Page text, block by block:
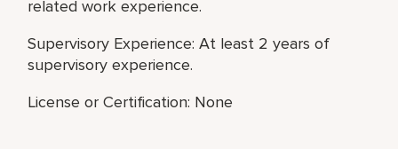
related work experience.
Supervisory Experience: At least 2 years of
supervisory experience.
License or Certification: None